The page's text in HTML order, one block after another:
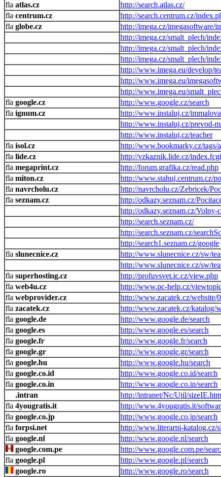
atlas.cz
http://search.atlas.cz/
centrum.cz
http://search.centrum.cz/
globe.cz
http://imega.cz/imegasoftware/
http://imega.cz/smalt_plech/
http://imega.cz/smalt_plech/
http://imega.cz/smalt_plech/
http://www.imega.eu/develop/
http://www.imega.eu/
http://www.imega.eu/
google.cz
http://www.google.cz/search
ignum.cz
http://www.instaluj.cz/
http://www.instaluj.cz/prevod-
http://www.instaluj.cz/teacher
isol.cz
http://www.bookmarky.cz/tags/
lide.cz
http://vzkaznik.lide.cz/index.fcgi
megaprint.cz
http://forum.grafika.cz/read.php
miton.cz
http://www.stahuj.centrum.cz/
navrcholu.cz
http://navrcholu.cz/Zebricek/
seznam.cz
http://odkazy.seznam.cz/
http://odkazy.seznam.cz/
http://search.seznam.cz/
http://search.seznam.cz/
http://search1.seznam.cz/google
slunecnice.cz
http://www.slunecnice.cz/sw/
http://www.slunecnice.cz/sw/
superhosting.cz
http://profuvsvet.ic.cz/view.php
web4u.cz
http://www.pc-help.cz/
webprovider.cz
http://www.zacatek.cz/website/
zacatek.cz
http://www.zacatek.cz/katalog/
google.de
http://www.google.de/search
google.es
http://www.google.es/search
google.fr
http://www.google.fr/search
google.gr
http://www.google.gr/search
google.hu
http://www.google.hu/search
google.co.id
http://www.google.co.id/search
google.co.in
http://www.google.co.in/search
.intran
http://intranet/Nc/Util/
4yougratis.it
http://www.4yougratis.it/
google.co.jp
http://www.google.co.jp/search
forpsi.net
http://www.literarni-katalog.cz/
google.nl
http://www.google.nl/search
google.com.pe
http://www.google.com.pe/
google.pl
http://www.google.pl/search
google.ro
http://www.google.ro/search